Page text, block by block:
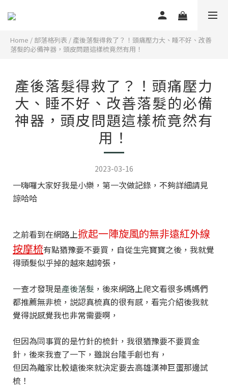
Home / 部落格列表 / 產後落髮得救了？！頭痛壓力大、睡不好、改善
落髮的必備神器，頭皮問題這樣梳竟然有用！
產後落髮得救了？！頭痛壓力
大、睡不好、改善落髮的必備
神器，頭皮問題這樣梳竟然有
用！
2023-03-16
一嗨囉大家好我是小樂，第一次做記錄，不夠詳細請見
諒哈哈
之前看到在網路上掀起一陣旋風的無非遠紅外線
按摩梳有點猶豫要不要買， 自從生完寶寶之後，我就覺
得頭髮似乎掉的越來越誇張，
一查才發現是產後落髮 ，後來網路上爬文看很多媽媽們
都推薦無非梳， 説認真梳真的很有感，看完介紹後我就
覺得説感覺我也非常需要啊，
但因為同事買的是竹針的梳針，我很猶豫要不要買金
針，後來我查了一下，雖說台隆手創也有，
但因為離家比較遠後來就決定要去高雄漢神巨蛋那邊試
梳！